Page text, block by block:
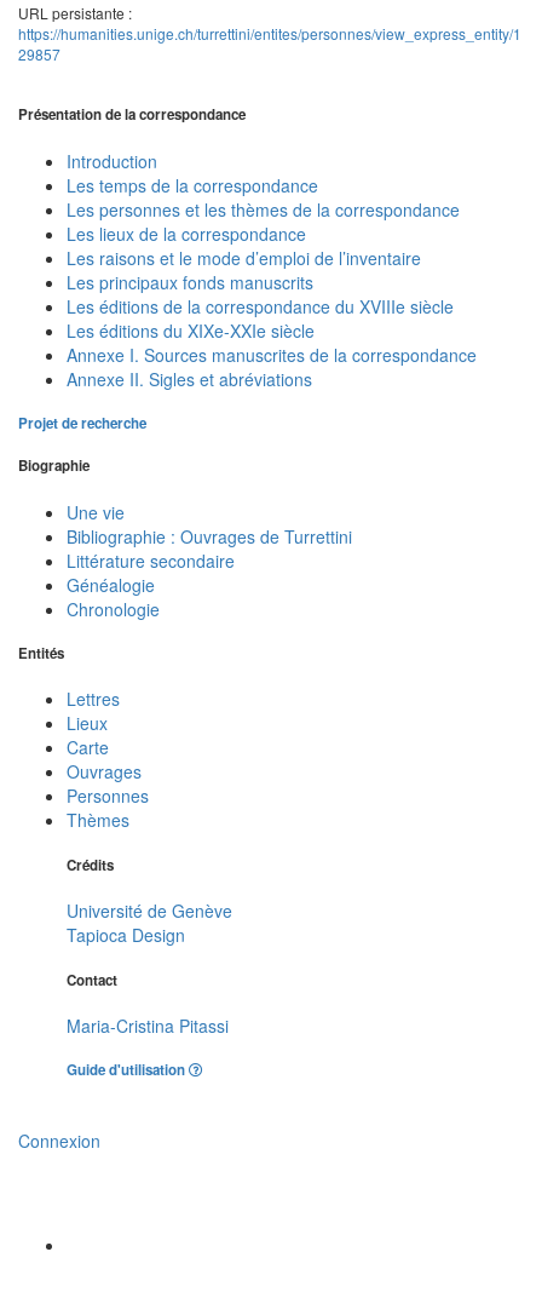
URL persistante :
https://humanities.unige.ch/turrettini/entites/personnes/view_express_entity/1
29857
Présentation de la correspondance
Introduction
Les temps de la correspondance
Les personnes et les thèmes de la correspondance
Les lieux de la correspondance
Les raisons et le mode d’emploi de l’inventaire
Les principaux fonds manuscrits
Les éditions de la correspondance du XVIIIe siècle
Les éditions du XIXe-XXIe siècle
Annexe I. Sources manuscrites de la correspondance
Annexe II. Sigles et abréviations
Projet de recherche
Biographie
Une vie
Bibliographie : Ouvrages de Turrettini
Littérature secondaire
Généalogie
Chronologie
Entités
Lettres
Lieux
Carte
Ouvrages
Personnes
Thèmes
Crédits
Université de Genève
Tapioca Design
Contact
Maria-Cristina Pitassi
Guide d'utilisation
Connexion